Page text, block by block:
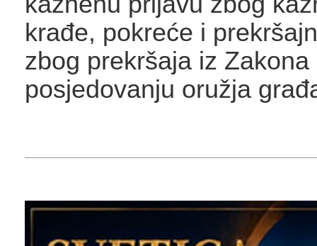
krađe, pokreće i
zbog prekršaja iz
posjedovanju oružja